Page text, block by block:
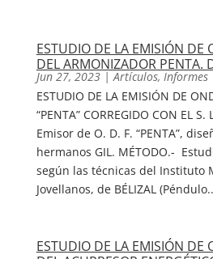
ESTUDIO DE LA EMISIÓN DE
DEL ARMONIZADOR PENTA.
Jun 27, 2023|Artículos, Informes
ESTUDIO DE LA EMISIÓN DE
“PENTA” CORREGIDO CON EL
Emisor de O. D. F. “PENTA”,
hermanos GIL. MÉTODO.-
según las técnicas del Instituto
Jovellanos, de BÉLIZAL
ESTUDIO DE LA EMISIÓN DE